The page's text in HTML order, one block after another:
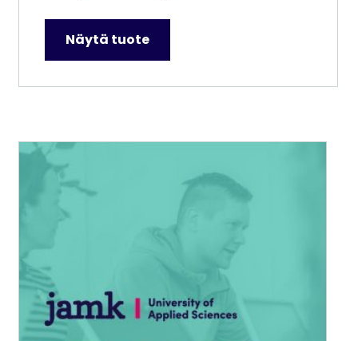
000,00 €
Näytä tuote
Tällä
tuotteella
useampi
Voit
tehdä
valinnat
tuotteen
sivulla.